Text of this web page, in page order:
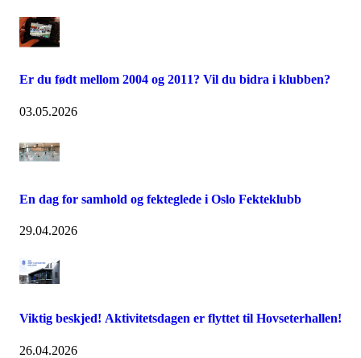
Er du født mellom 2004 og 2011? Vil du bidra i klubben?
03.05.2026
En dag for samhold og fekteglede i Oslo Fekteklubb
29.04.2026
Viktig beskjed! Aktivitetsdagen er flyttet til Hovseterhallen!
26.04.2026